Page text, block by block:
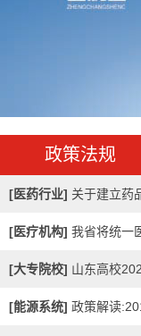
政策法规
[医药行业] 关于建立药
意见...
[医疗机构] 我省将统一
[大专院校] 山东高校
[能源系统] 政策解读